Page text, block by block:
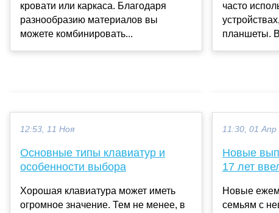
кровати или каркаса. Благодаря
разнообразию материалов вы
можете комбинировать...
часто
планшеты.
12:53, 11 Ноя
Основные типы клавиатур и
особенности выбора
Хорошая клавиатура может иметь
огромное значение. Тем не менее, в
11:30, 01 Апр
Новые
17 лет
Новые
семьям с